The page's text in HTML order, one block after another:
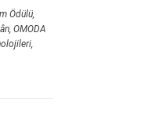
Ödülü,
, OMODA
,